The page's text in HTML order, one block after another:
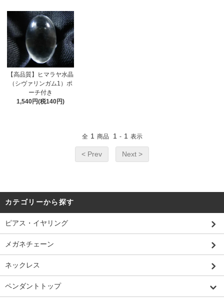
【高品質】ヒマラヤ水晶
（シヴァリンガム1）ポ
ーチ付き
1,540円(税140円)
全 1 商品 1 - 1 表示
< Prev Next >
カテゴリーから探す
ピアス・イヤリング
メガネチェーン
ネックレス
ペンダントトップ